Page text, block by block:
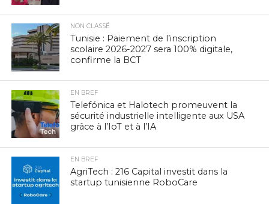
NON CLASSÉ
Tunisie : Paiement de l’inscription
scolaire 2026-2027 sera 100% digitale,
confirme la BCT
EN BREF
Telefónica et Halotech promeuvent la
sécurité industrielle intelligente aux USA
grâce à l’IoT et à l’IA
EN BREF
AgriTech : 216 Capital investit dans la
startup tunisienne RoboCare